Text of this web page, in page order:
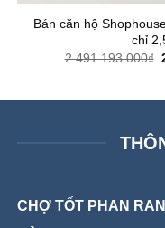
Bán căn hộ
chỉ
2.491.193.000₫
CHỢ TỐT PHAN